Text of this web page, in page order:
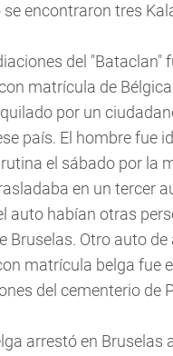
se encontraron tres
del "Bataclan"
matrícula de
por un
país. El hombre fue
el sábado por la
en un tercer
auto habían otras
Bruselas. Otro auto de
matrícula belga fue
del cementerio de
arrestó en Bruselas